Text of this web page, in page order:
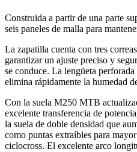
Construida a partir de una parte
seis paneles de malla para
La zapatilla cuenta con tres
garantizar un ajuste preciso y
se conduce. La lengüeta
elimina rápidamente la humedad
Con la suela M250 MTB
excelente transferencia de
la suela de doble densidad que
como puntas extraíbles para
ciclocross. El excelente arco